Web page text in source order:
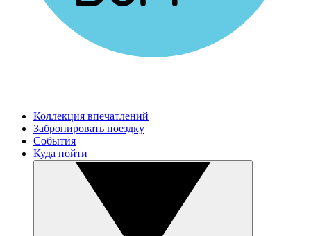
Коллекция впечатлений
Забронировать поездку
События
Куда пойти